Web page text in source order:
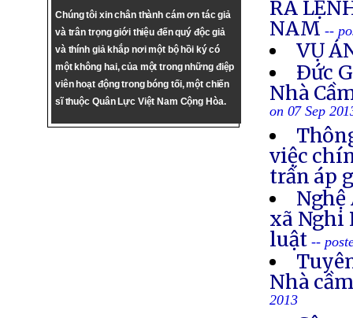
Chúng tôi xin chân thành cám ơn tác giả
và trân trọng giới thiệu đến quý độc giả
và thính giả khắp nơi một bộ hồi ký có
một không hai, của một trong những điệp
viên hoạt động trong bóng tối, một chiến
sĩ thuộc Quân Lực Việt Nam Cộng Hòa.
RA
NAM--
VỤ
Ðức
Nhà
on 07 Sep
việc
trấn áp
Nghệ
xã Nghi
luật--
Nhà
2013